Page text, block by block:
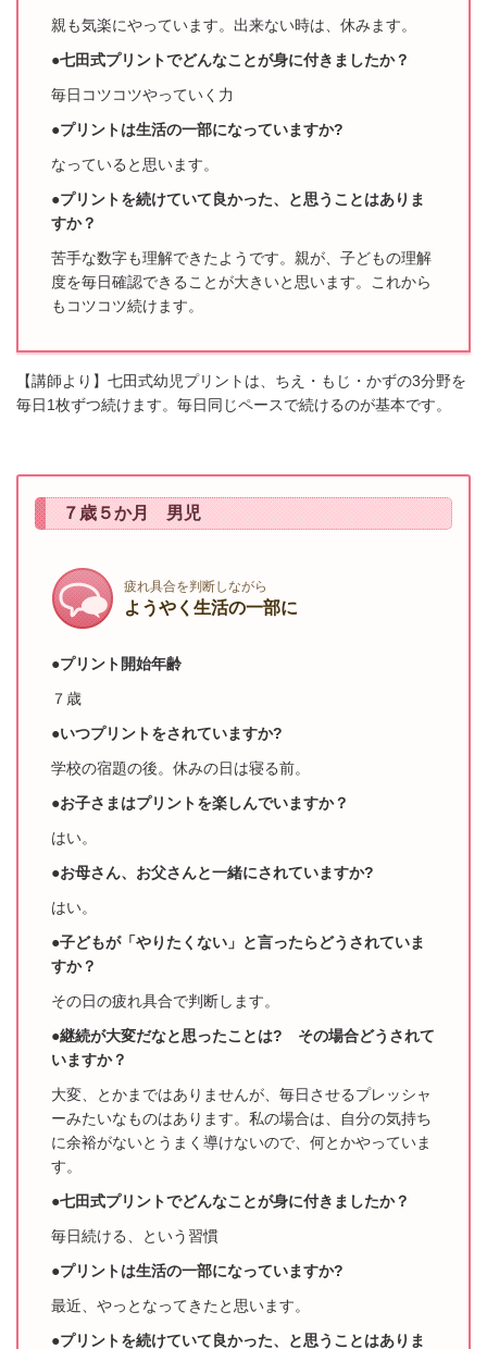
親も気楽にやっています。出来ない時は、休みます。
●七田式プリントでどんなことが身に付きましたか？
毎日コツコツやっていく力
●プリントは生活の一部になっていますか?
なっていると思います。
●プリントを続けていて良かった、と思うことはありま
すか？
苦手な数字も理解できたようです。 親が、子どもの理解
度を毎日確認できることが大きいと思います。
これから
もコツコツ続けます。
【講師より】七田式幼児プリントは、ちえ・もじ・かずの3分野を
毎日1枚ずつ続けます。 毎日同じペースで続けるのが基本です。
７歳５か月 男児
疲れ具合を判断しながら
ようやく生活の一部に
●プリント開始年齢
７歳
●いつプリントをされていますか?
学校の宿題の後。休みの日は寝る前。
●お子さまはプリントを楽しんでいますか？
はい。
●お母さん、お父さんと一緒にされていますか?
はい。
●子どもが「やりたくない」と言ったらどうされていま
すか？
その日の疲れ具合で判断します。
●継続が大変だなと思ったことは? その場合どうされて
いますか？
大変、とかまではありませんが、毎日させるプレッシャ
ーみたいなものはあります。 私の場合は、自分の気持ち
に余裕がないとうまく導けないので、何とかやっていま
す。
●七田式プリントでどんなことが身に付きましたか？
毎日続ける、という習慣
●プリントは生活の一部になっていますか?
最近、やっとなってきたと思います。
●プリントを続けていて良かった、と思うことはありま